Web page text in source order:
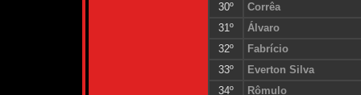
30º
Corrêa
31º
Álvaro
32º
Fabrício
33º
Everton Silva
34º
Rômulo